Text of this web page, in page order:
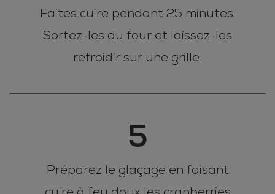
Faites cuire pendant 25 minutes.
Sortez-les du four et laissez-les
refroidir sur une grille.
5
Préparez le glaçage en faisant